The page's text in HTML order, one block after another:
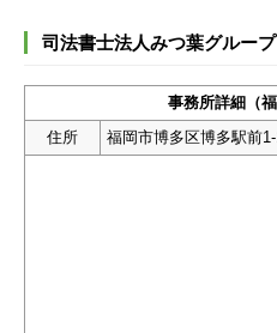
司法書士法人みつ葉グループ
事務所詳細（福
住所
福岡市博多区博多駅前